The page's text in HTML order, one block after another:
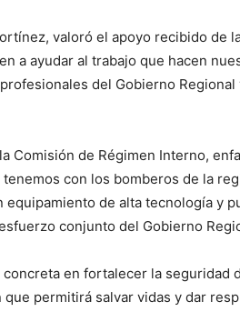
valoró el apoyo recibido de
a ayudar al trabajo que hacen
del Gobierno
de Régimen Interno,
con los bomberos de la
de alta tecnología y
conjunto del Gobierno
en fortalecer la seguridad
permitirá salvar vidas y dar